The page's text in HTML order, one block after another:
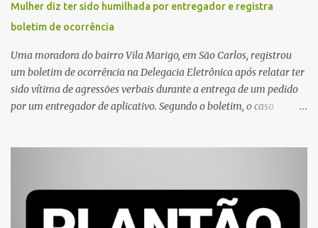
Mulher diz ter sido humilhada por entregador e registra
boletim de ocorrência
Uma moradora do bairro Vila Marigo, em São Carlos, registrou
um boletim de ocorrência na Delegacia Eletrônica após relatar ter
sido vítima de agressões verbais durante a entrega de um pedido
por um entregador de aplicativo. Segundo o boletim, o caso
proximidades. Ainda conforme o registro policial, a vítima relatou
que, ao receber a entrega, voltou a ser ofendida com palavras de
baixo calão e insultos. Ela informou à Polícia Civil que mora